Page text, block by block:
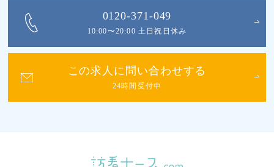
0120-371-049
10:00〜20:00 土日祝日休み
この求人に問い合わせする
24時間受付中